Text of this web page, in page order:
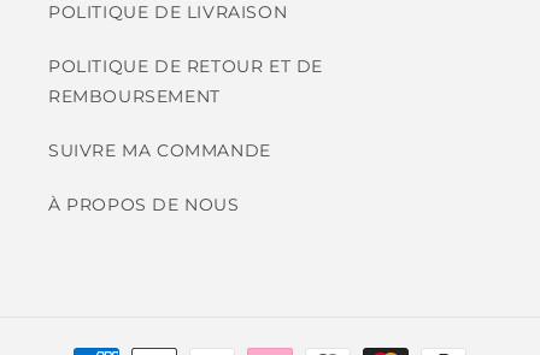
POLITIQUE DE LIVRAISON
POLITIQUE DE RETOUR ET DE
REMBOURSEMENT
SUIVRE MA COMMANDE
À PROPOS DE NOUS